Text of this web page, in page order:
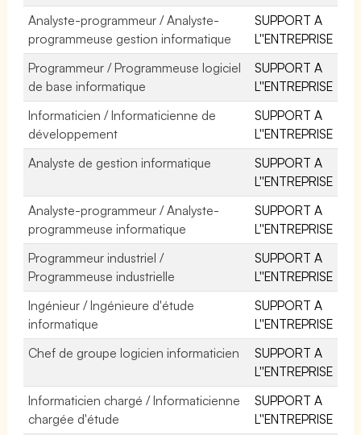
Analyste-programmeur / Analyste-
programmeuse gestion informatique
SUPPORT A
L''ENTREPRISE
Programmeur / Programmeuse logiciel
de base informatique
SUPPORT A
L''ENTREPRISE
Informaticien / Informaticienne de
développement
SUPPORT A
L''ENTREPRISE
Analyste de gestion informatique
SUPPORT A
L''ENTREPRISE
Analyste-programmeur / Analyste-
programmeuse informatique
SUPPORT A
L''ENTREPRISE
Programmeur industriel /
Programmeuse industrielle
SUPPORT A
L''ENTREPRISE
Ingénieur / Ingénieure d'étude
informatique
SUPPORT A
L''ENTREPRISE
Chef de groupe logicien informaticien
SUPPORT A
L''ENTREPRISE
Informaticien chargé / Informaticienne
chargée d'étude
SUPPORT A
L''ENTREPRISE